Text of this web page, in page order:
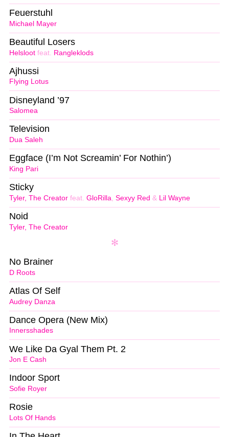
Michael Mayer
Feuerstuhl
Helsloot feat. Rangleklods
Beautiful Losers
Flying Lotus
Ajhussi
Salomea
Disneyland ’97
Dua Saleh
Television
King Pari
Eggface (I’m Not Screamin’ For Nothin’)
Tyler, The Creator feat. GloRilla Sexyy Red & Lil Wayne
Sticky
Tyler, The Creator
Noid
D Roots
No Brainer
Audrey Danza
Atlas Of Self
Innersshades
Dance Opera (New Mix)
Jon E Cash
We Like Da Gyal Them Pt. 2
Sofie Royer
Indoor Sport
Lots Of Hands
Rosie